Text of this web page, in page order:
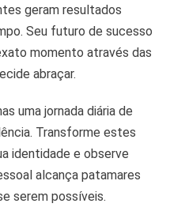
geram resultados
Seu futuro de sucesso
momento através das
abraçar.
uma jornada diária de
Transforme estes
identidade e observe
alcança patamares
serem possíveis.